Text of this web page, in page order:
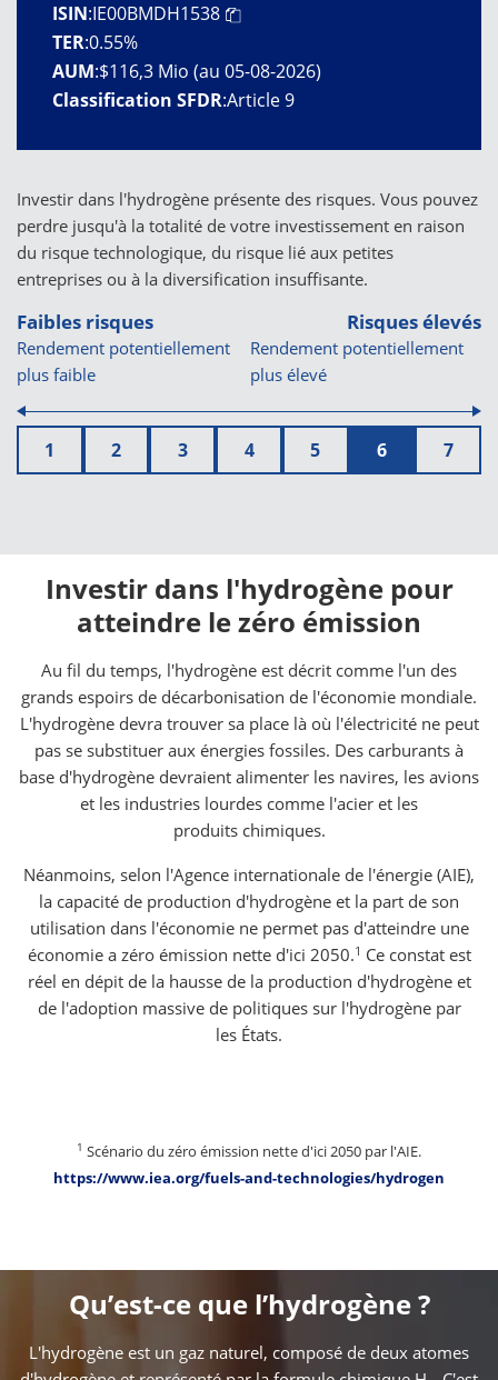
ISIN:IE00BMDH1538
TER:0.55%
AUM:$116,3 Mio (au 05-08-2026)
Classification SFDR:Article 9
Faibles risques
Rendement potentiellement
plus faible
Risques élevés
Rendement potentiellement
plus élevé
1 2 3 4 5 6 7
Investir dans l'hydrogène présente des risques. Vous pouvez
perdre jusqu'à la totalité de votre investissement en raison
du risque technologique, du risque lié aux petites
entreprises ou à la diversification insuffisante.
Investir dans l'hydrogène pour
atteindre le zéro émission
Au fil du temps, l'hydrogène est décrit comme l'un des
grands espoirs de décarbonisation de l'économie mondiale.
L'hydrogène devra trouver sa place là où l'électricité ne peut
pas se substituer aux énergies fossiles. Des carburants à
base d'hydrogène devraient alimenter les navires, les avions
et les industries lourdes comme l'acier et les
produits chimiques.
Néanmoins, selon l'Agence internationale de l'énergie (AIE),
la capacité de production d'hydrogène et la part de son
utilisation dans l'économie ne permet pas d'atteindre une
économie a zéro émission nette d'ici 2050.1 Ce constat est
réel en dépit de la hausse de la production d'hydrogène et
de l'adoption massive de politiques sur l'hydrogène par
les États.
1 Scénario du zéro émission nette d'ici 2050 par l'AIE.
https://www.iea.org/fuels-and-technologies/hydrogen
Qu’est-ce que l’hydrogène ?
L'hydrogène est un gaz naturel, composé de deux atomes